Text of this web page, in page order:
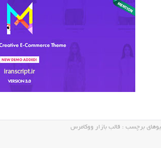
برچسب : قالب بازار ووکامرس